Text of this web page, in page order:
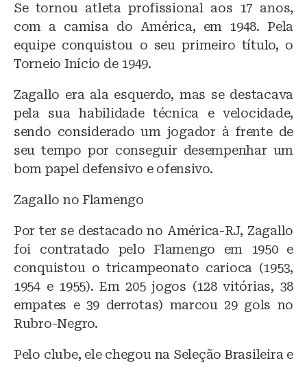
Se tornou atleta profissional aos 17 anos,
com a camisa do América, em 1948. Pela
equipe conquistou o seu primeiro título, o
Torneio Início de 1949.
Zagallo era ala esquerdo, mas se destacava
pela sua habilidade técnica e velocidade,
sendo considerado um jogador à frente de
seu tempo por conseguir desempenhar um
bom papel defensivo e ofensivo.
Zagallo no Flamengo
Por ter se destacado no América-RJ, Zagallo
foi contratado pelo Flamengo em 1950 e
conquistou o tricampeonato carioca (1953,
1954 e 1955). Em 205 jogos (128 vitórias, 38
empates e 39 derrotas) marcou 29 gols no
Rubro-Negro.
Pelo clube, ele chegou na Seleção Brasileira e